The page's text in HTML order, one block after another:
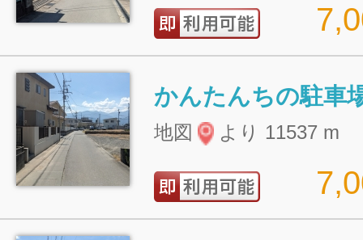
かんたんちの駐車
地図 より 11537 m